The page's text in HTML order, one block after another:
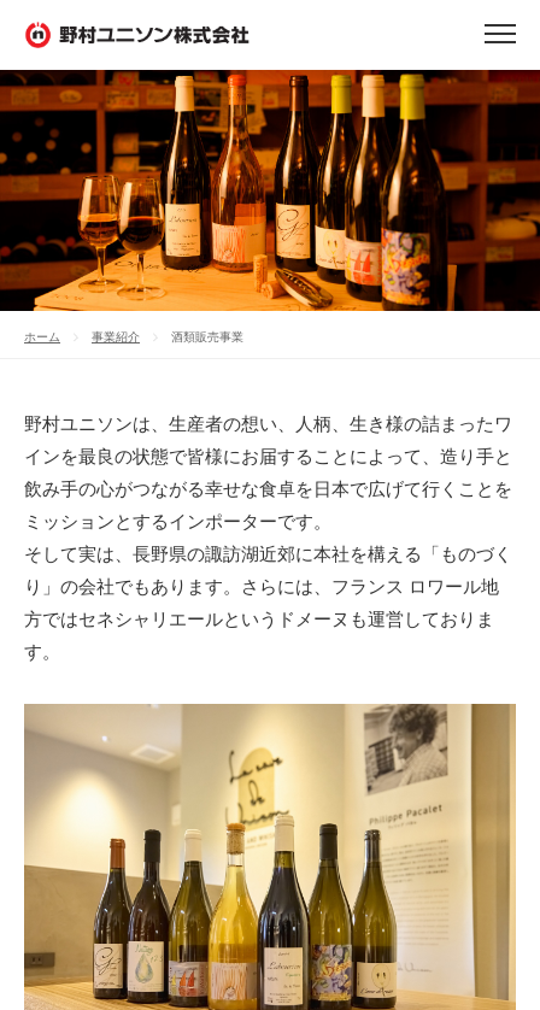
酒類販売事業
ホーム 事業紹介 酒類販売事業
野村ユニソンは、生産者の想い、人柄、生き様の詰まったワ
インを最良の状態で皆様にお届することによって、造り手と
飲み手の心がつながる幸せな食卓を日本で広げて行くことを
ミッションとするインポーターです。
そして実は、長野県の諏訪湖近郊に本社を構える「ものづく
り」の会社でもあります。さらには、フランス ロワール地
方ではセネシャリエールというドメーヌも運営しておりま
す。